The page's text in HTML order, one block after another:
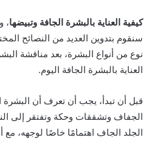
كيفية العناية بالبشرة الجافة وتبيضها،
سنقوم بتدوين العديد من النصائح
نوع من أنواع البشرة، بعد مناقشة
العناية بالبشرة الجافة اليوم.
قبل أن تبدأ، يجب أن تعرف أن
الجفاف وتشققات وحكة وتفتقر إلى
الجلد الجاف اهتمامًا خاصًا لوجهه، مع